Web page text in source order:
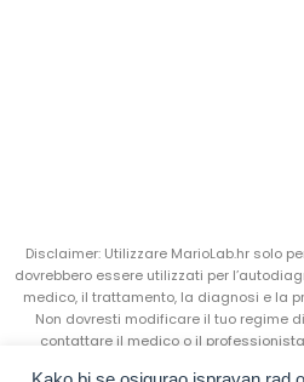
Disclaimer: Utilizzare MarioLab.hr solo
dovrebbero essere utilizzati per
medico, il trattamento, la diagnosi e la
Non dovresti modificare il tuo regime
contattare il medico o il